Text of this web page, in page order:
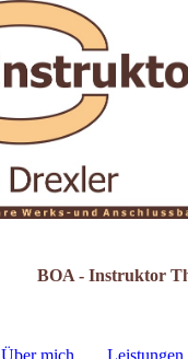
BOA - Instruktor
Über mich Leistungen